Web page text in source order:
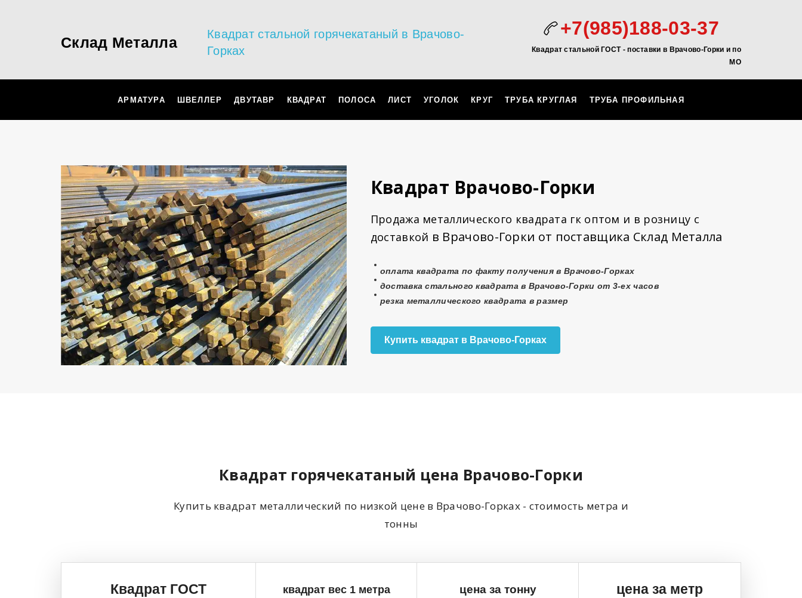
Склад Металла
Квадрат стальной горячекатаный в Врачово-
Горках
+7(985)188-03-37
Квадрат стальной ГОСТ - поставки в Врачово-Горки и по
МО
АРМАТУРА ШВЕЛЛЕР ДВУТАВР КВАДРАТ ПОЛОСА ЛИСТ УГОЛОК КРУГ ТРУБА КРУГЛАЯ ТРУБА ПРОФИЛЬНАЯ
Квадрат Врачово-Горки
Продажа металлического квадрата гк оптом и в розницу с
доставкой в Врачово-Горки от поставщика Склад Металла
оплата квадрата по факту получения в Врачово-Горках
доставка стального квадрата в Врачово-Горки от 3-ех часов
резка металлического квадрата в размер
Купить квадрат в Врачово-Горках
Квадрат горячекатаный цена Врачово-Горки
Купить квадрат металлический по низкой цене в Врачово-Горках - стоимость метра и
тонны
Квадрат ГОСТ квадрат вес 1 метра цена за тонну цена за метр